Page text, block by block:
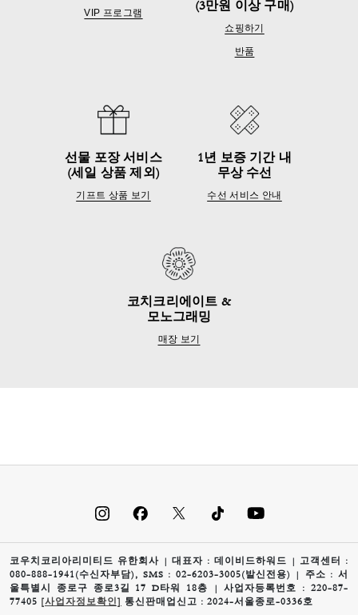
VIP 프로그램
(3만원 이상 구매)
쇼핑하기
반품
선물 포장 서비스
(세일 상품 제외)
기프트 상품 보기
1년 보증 기간 내
무상 수선
수선 서비스 안내
코치크리에이트 &
모노그래밍
매장 보기
코우치코리아리미티드 유한회사 | 대표자 : 데이비드하워드 | 고객센터 :
080-888-1941(수신자부담), SMS : 02-6203-3005(발신전용) | 주소 : 서
울특별시 종로구 종로3길 17 D타워 18층 | 사업자등록번호 : 220-87-
77405
[사업자정보확인] 통신판매업신고 : 2024-서울종로-0336호